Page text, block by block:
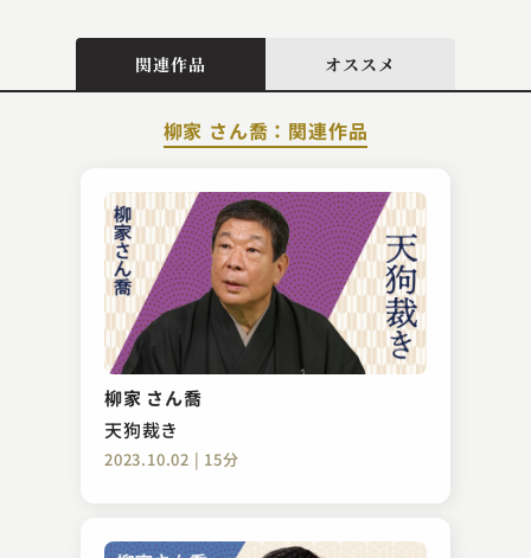
関連作品 オススメ
柳家 さん喬：関連作品
柳家 さん喬
天狗裁き
2023.10.02 | 15分
金原亭 馬治
鮑のし
2025.05.18 | 13分